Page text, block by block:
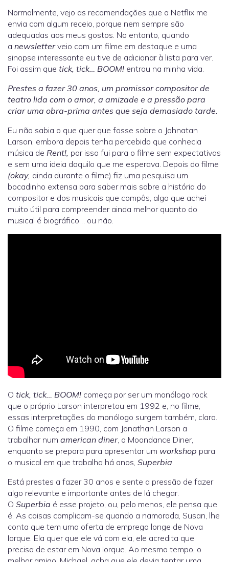
Normalmente, vejo as recomendações que a Netflix me
envia com algum receio, porque nem sempre são
adequadas aos meus gostos. No entanto, quando
a newsletterveio com um filme em destaque e uma
sinopse interessante eu tive de adicionar à lista para ver.
Foi assim que tick, tick… BOOM! entrou na minha vida.
Prestes a fazer 30 anos, um promissor compositor de
teatro lida com o amor, a amizade e a pressão para
criar uma obra-prima antes que seja demasiado tarde.
Eu não sabia o que quer que fosse sobre o Johnatan
Larson, embora depois tenha percebido que conhecia
música de Rent!, por isso fui para o filme sem expectativas
e sem uma ideia daquilo que me esperava. Depois do filme
(okay, ainda durante o filme) fiz uma pesquisa um
bocadinho extensa para saber mais sobre a história do
compositor e dos musicais que compôs, algo que achei
muito útil para compreender ainda melhor quanto do
musical é biográfico… ou não.
O tick, tick… BOOM! começa por ser um monólogo rock
que o próprio Larson interpretou em 1992 e, no filme,
essas interpretações do monólogo surgem também, claro.
O filme começa em 1990, com Jonathan Larson a
trabalhar num american diner, o Moondance Diner,
enquanto se prepara para apresentar um workshop para
o musical em que trabalha há anos, Superbia.
Está prestes a fazer 30 anos e sente a pressão de fazer
algo relevante e importante antes de lá chegar.
O Superbia é esse projeto, ou, pelo menos, ele pensa que
é. As coisas complicam-se quando a namorada, Susan, lhe
conta que tem uma oferta de emprego longe de Nova
Iorque. Ela quer que ele vá com ela, ele acredita que
precisa de estar em Nova Iorque. Ao mesmo tempo, o